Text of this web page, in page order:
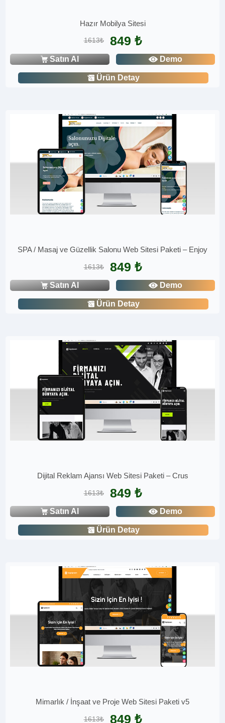
Hazır Mobilya Sitesi
1613₺ 849 ₺
Satın Al Demo
Ürün Detay
SPA / Masaj ve Güzellik Salonu Web Sitesi Paketi – Enjoy
1613₺ 849 ₺
Satın Al Demo
Ürün Detay
Dijital Reklam Ajansı Web Sitesi Paketi – Crus
1613₺ 849 ₺
Satın Al Demo
Ürün Detay
Mimarlık / İnşaat ve Proje Web Sitesi Paketi v5
1613₺ 849 ₺